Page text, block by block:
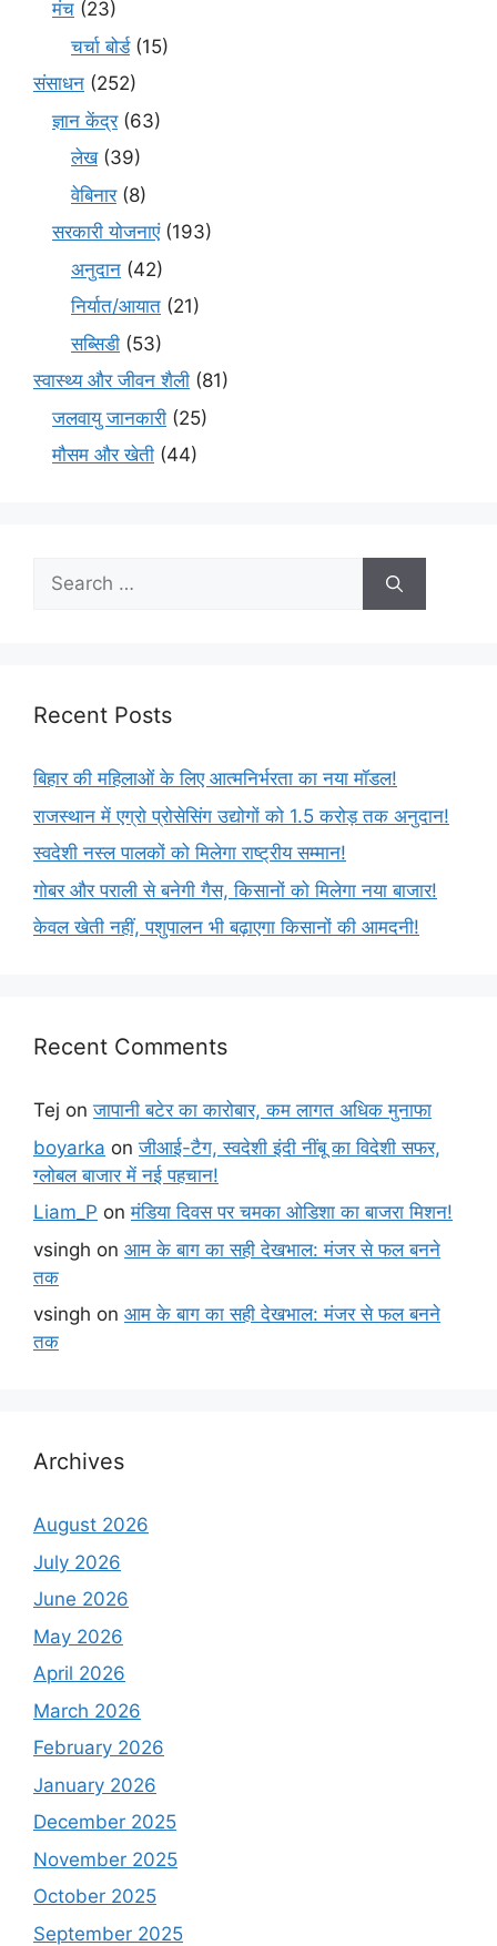
मंच (23)
चर्चा बोर्ड(15)
संसाधन (252)
ज्ञान केंद्र(63)
लेख(39)
वेबिनार(8)
सरकारी योजनाएं(193)
अनुदान (42)
निर्यात/आयात (21)
सब्सिडी (53)
स्वास्थ्य और जीवन शैली (81)
जलवायु जानकारी (25)
मौसम और खेती (44)
Recent Posts
बिहार की महिलाओं के लिए आत्मनिर्भरता का नया मॉडल!
राजस्थान में एग्रो प्रोसेसिंग उद्योगों को 1.5 करोड़ तक अनुदान!
स्वदेशी नस्ल पालकों को मिलेगा राष्ट्रीय सम्मान!
गोबर और पराली से बनेगी गैस, किसानों को मिलेगा नया बाजार!
केवल खेती नहीं, पशुपालन भी बढ़ाएगा किसानों की आमदनी!
Recent Comments
Tej onजापानी बटेर का कारोबार, कम लागत अधिक मुनाफा
boyarka onजीआई-टैग, स्वदेशी इंदी नींबू का विदेशी सफर,
ग्लोबल बाजार में नई पहचान!
Liam_P onमंडिया दिवस पर चमका ओडिशा का बाजरा मिशन!
vsingh on आम के बाग का सही देखभाल: मंजर से फल बनने
तक
vsingh on आम के बाग का सही देखभाल: मंजर से फल बनने
तक
Archives
August 2026
July 2026
June 2026
May 2026
April 2026
March 2026
February 2026
January 2026
December 2025
November 2025
October 2025
September 2025